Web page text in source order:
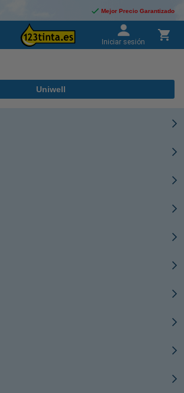
Mejor Precio Garantizado
Iniciar sesión
Uniwell